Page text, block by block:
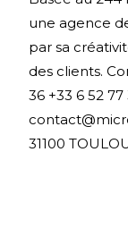
une agence
par sa
des clients.
36 +33 6 52 77
31100